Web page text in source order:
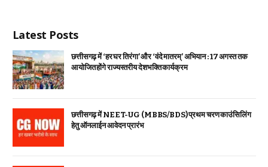
Latest Posts
छत्तीसगढ़ में ‘हर घर तिरंगा’ और ‘वंदे मातरम्’ अभियान : 17 अगस्त तक
आयोजित होंगे राज्यस्तरीय देशभक्ति कार्यक्रम
छत्तीसगढ़ में NEET-UG (MBBS/BDS) प्रथम चरण काउंसिलिंग
हेतु ऑनलाईन आवेदन प्रारंभ